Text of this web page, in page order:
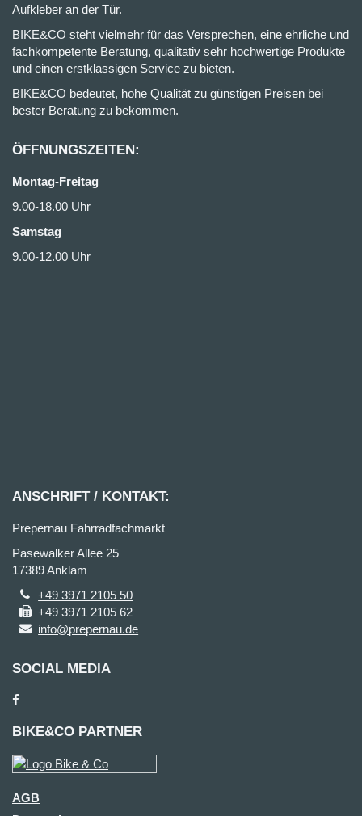
Aufkleber an der Tür.
BIKE&CO steht vielmehr für das Versprechen, eine ehrliche und
fachkompetente Beratung, qualitativ sehr hochwertige Produkte
und einen erstklassigen Service zu bieten.
BIKE&CO bedeutet, hohe Qualität zu günstigen Preisen bei
bester Beratung zu bekommen.
ÖFFNUNGSZEITEN:
Montag-Freitag
9.00-18.00 Uhr
Samstag
9.00-12.00 Uhr
ANSCHRIFT / KONTAKT:
Prepernau Fahrradfachmarkt
Pasewalker Allee 25
17389 Anklam
+49 3971 2105 50
+49 3971 2105 62
info@prepernau.de
SOCIAL MEDIA
BIKE&CO PARTNER
AGB